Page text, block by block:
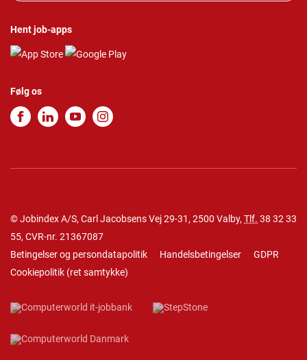
Hent job-apps
Følg os
© Jobindex A/S, Carl Jacobsens Vej 29-31, 2500 Valby, Tlf. 38 32 33
55, CVR-nr. 21367087
Betingelser og persondatapolitik
Handelsbetingelser
GDPR
Cookiepolitik (ret samtykke)